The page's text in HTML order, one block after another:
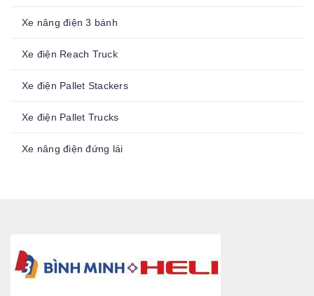
Xe nâng điện 3 bánh
Xe điện Reach Truck
Xe điện Pallet Stackers
Xe điện Pallet Trucks
Xe nâng điện đứng lái